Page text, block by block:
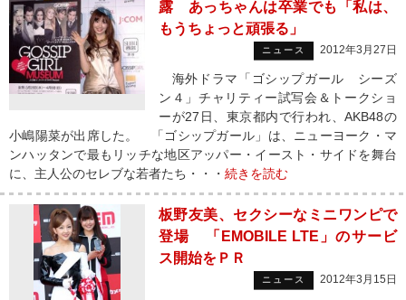
露 あっちゃんは卒業でも「私は、
もうちょっと頑張る」
ニュース 2012年3月27日
海外ドラマ「ゴシップガール シーズ
ン４」チャリティー試写会＆トークショ
ーが27日、東京都内で行われ、AKB48の
小嶋陽菜が出席した。 「ゴシップガール」は、ニューヨーク・マ
ンハッタンで最もリッチな地区アッパー・イースト・サイドを舞台
に、主人公のセレブな若者たち・・・ 続きを読む
板野友美、セクシーなミニワンピで
登場 「EMOBILE LTE」のサービ
ス開始をＰＲ
ニュース 2012年3月15日